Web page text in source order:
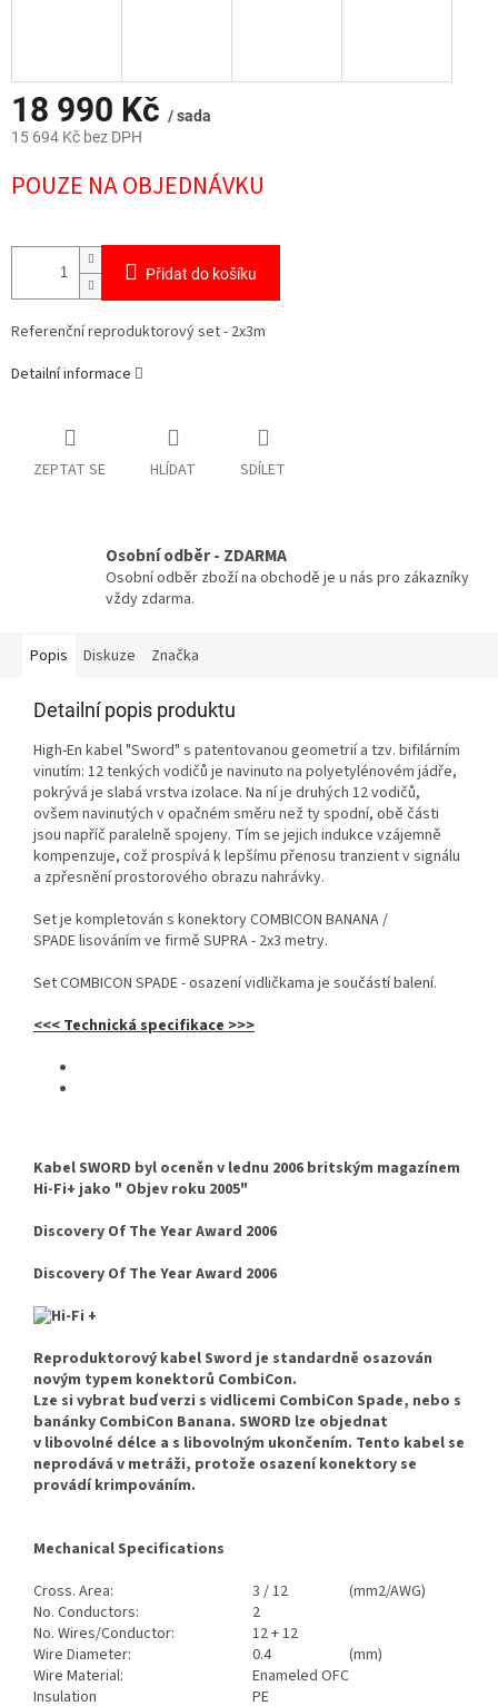
18 990 Kč / sada
15 694 Kč bez DPH
cena:
POUZE NA OBJEDNÁVKU
Přidat do košíku
Referenční reproduktorový set - 2x3m
Detailní informace
ZEPTAT SE HLÍDAT SDÍLET
Osobní odběr - ZDARMA
Osobní odběr zboží na obchodě je u nás pro zákazníky
vždy zdarma.
Popis Diskuze Značka
Detailní popis produktu
High-En kabel "Sword" s patentovanou geometrií a tzv. bifilárním
vinutím: 12 tenkých vodičů je navinuto na polyetylénovém jádře,
pokrývá je slabá vrstva izolace. Na ní je druhých 12 vodičů,
ovšem navinutých v opačném směru než ty spodní, obě části
jsou napříč paralelně spojeny. Tím se jejich indukce vzájemně
kompenzuje, což prospívá k lepšímu přenosu tranzient v signálu
a zpřesnění prostorového obrazu nahrávky.
Set je kompletován s konektory COMBICON BANANA /
SPADE lisováním ve firmě SUPRA - 2x3 metry.
Set COMBICON SPADE - osazení vidličkama je součástí balení.
<<< Technická specifikace >>>
Kabel SWORD byl oceněn v lednu 2006 britským magazínem
Hi-Fi+ jako " Objev roku 2005"
Discovery Of The Year Award 2006
Discovery Of The Year Award 2006
Reproduktorový kabelSwordje standardně osazován
novým typem konektorů CombiCon.
Lze si vybrat buď verzi s vidlicemi CombiCon Spade, nebo s
banánky CombiCon Banana. SWORD lze objednat
v libovolné délce a s libovolným ukončením. Tento kabel se
neprodává v metráži, protože osazení konektory se
provádí krimpováním.
Mechanical Specifications
Cross. Area:
3 / 12
(mm2/AWG)
No. Conductors:
2
No. Wires/Conductor:
12 + 12
Wire Diameter:
0.4
(mm)
Wire Material:
Enameled OFC
Insulation
PE